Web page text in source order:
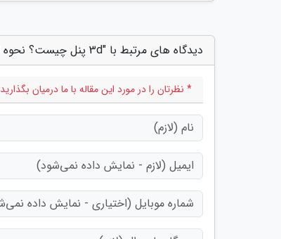
دیدگاه های مرتبط با "3d پنل چیست؟ نحوه اجرای تری دی پانل دیواری"
* نظرتان را در مورد این مقاله با ما درمیان بگذارید